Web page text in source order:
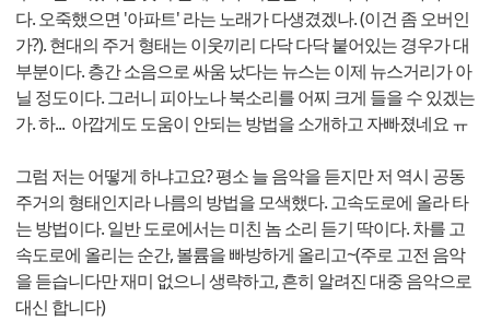
다. 오죽했으면 '아파트' 라는 노래가 다생겼겠나. (이건 좀 오버인
가?). 현대의 주거 형태는 이웃끼리 다닥 다닥 붙어있는 경우가 대
부분이다. 층간 소음으로 싸움 났다는 뉴스는 이제 뉴스거리가 아
닐 정도이다. 그러니 피아노나 북소리를 어찌 크게 들을 수 있겠는
가. 하... 아깝게도 도움이 안되는 방법을 소개하고 자빠졌네요 ㅠ
그럼 저는 어떻게 하냐고요? 평소 늘 음악을 듣지만 저 역시 공동
주거의 형태인지라 나름의 방법을 모색했다. 고속도로에 올라 타
는 방법이다. 일반 도로에서는 미친 놈 소리 듣기 딱이다. 차를 고
속도로에 올리는 순간, 볼륨을 빠방하게 올리고~(주로 고전 음악
을 듣습니다만 재미 없으니 생략하고, 흔히 알려진 대중 음악으로
대신 합니다)